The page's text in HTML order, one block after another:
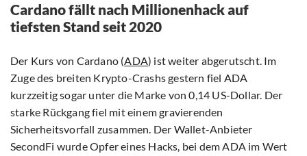
Cardano fällt nach Millionenhack auf
tiefsten Stand seit 2020
Der Kurs von Cardano (ADA) ist weiter abgerutscht. Im
Zuge des breiten Krypto-Crashs gestern fiel ADA
kurzzeitig sogar unter die Marke von 0,14 US-Dollar. Der
starke Rückgang fiel mit einem gravierenden
Sicherheitsvorfall zusammen. Der Wallet-Anbieter
SecondFi wurde Opfer eines Hacks, bei dem ADA im Wert